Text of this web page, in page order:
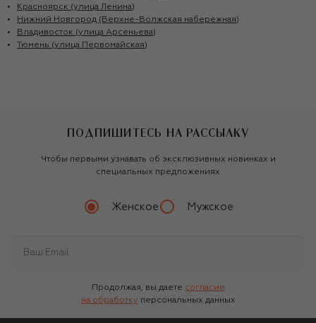
Красноярск (улица Ленина)
Нижний Новгород (Верхне-Волжская набережная)
Владивосток (улица Арсеньева)
Тюмень (улица Первомайская)
ПОДПИШИТЕСЬ НА РАССЫЛКУ
Чтобы первыми узнавать об эксклюзивных новинках и
специальных предложениях
Женское Мужское
Продолжая, вы даете согласие
на обработку персональных данных